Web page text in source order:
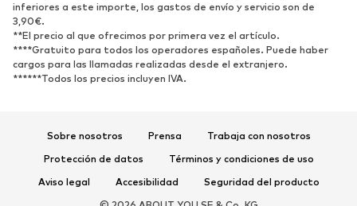
Nuevo
Zapatillas de deporte
Botines
Zapatos de tacón y plataforma Botas
Zapatillas de casa
Exclusivo
inferiores a este importe, los gastos de envío y servicio son de
3,90€.
**El precio al que ofrecimos por primera vez el artículo.
****Gratuito para todos los operadores españoles. Puede haber
cargos para las llamadas realizadas desde el extranjero.
******Todos los precios incluyen IVA.
Sobre nosotros Prensa
Trabaja con nosotros
Protección de datos
Términos y condiciones de uso
Aviso legal
Accesibilidad
Seguridad del producto